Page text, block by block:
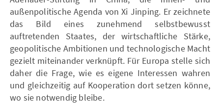
außenpolitische Agenda von Xi Jinping. Er zeichnete
das Bild eines zunehmend selbstbewusst
auftretenden Staates, der wirtschaftliche Stärke,
geopolitische Ambitionen und technologische Macht
gezielt miteinander verknüpft. Für Europa stelle sich
daher die Frage, wie es eigene Interessen wahren
und gleichzeitig auf Kooperation dort setzen könne,
wo sie notwendig bleibe.